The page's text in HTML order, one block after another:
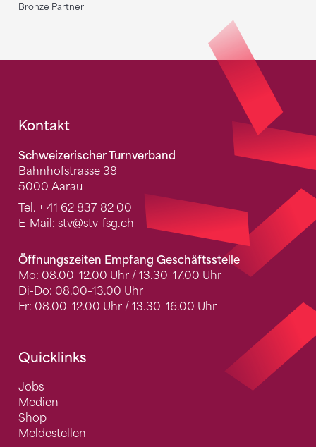
Bronze Partner
Fusszeile
Kontakt
Schweizerischer Turnverband
Bahnhofstrasse 38
5000 Aarau
Tel. + 41 62 837 82 00
E-Mail: stv@stv-fsg.ch
Öffnungszeiten Empfang Geschäftsstelle
Mo: 08.00–12.00 Uhr / 13.30–17.00 Uhr
Di-Do: 08.00–13.00 Uhr
Fr: 08.00–12.00 Uhr / 13.30–16.00 Uhr
Quicklinks
Jobs
Medien
Shop
Meldestellen